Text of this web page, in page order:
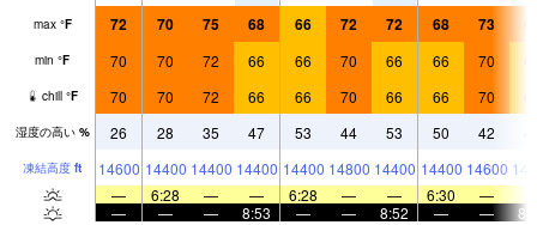
max °F 72 70 75 68 66 72 72 68 73
min °F 70 70 72 66 66 70 66 66 70
chill °F 70 70 72 66 66 70 66 66 70
湿度の高い % 26 28 35 47 53 44 53 50 42
凍結高度 ft 14600 14400 14400 14400 14400 14800 14400 14400 14600
—
6:28 — — 6:28 — — 6:30 —
—
— — 8:53 — — 8:52 — —